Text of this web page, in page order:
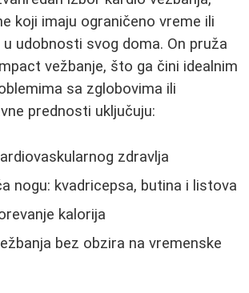
koji imaju ograničeno vreme ili
u udobnosti svog doma. On pruža
vežbanje, što ga čini idealnim
sa zglobovima ili
prednosti uključuju:
zdravlja
nogu: kvadricepsa, butina i listova
kalorija
bez obzira na vremenske